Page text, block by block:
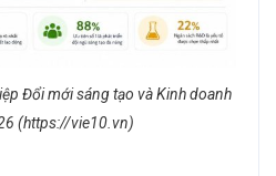
Đổi mới sáng tạo và Kinh doanh
(https://vie10.vn)